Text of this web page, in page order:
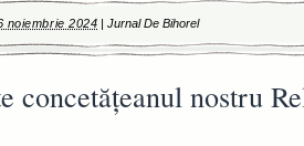
noiembrie 2024 |Jurnal De Bihorel
concetățeanul nostru